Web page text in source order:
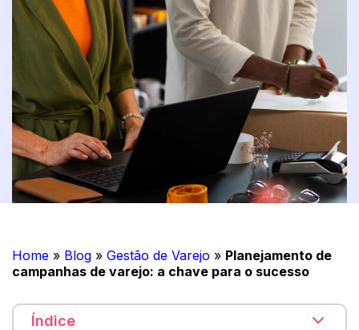
Home » Blog » Gestão de Varejo » Planejamento de
campanhas de varejo: a chave para o sucesso
Índice